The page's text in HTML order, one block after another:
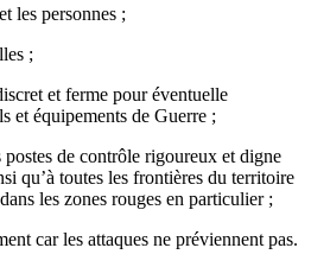
les personnes ;
;
et ferme pour éventuelle
et équipements de Guerre ;
postes de contrôle rigoureux et digne
qu’à toutes les frontières du territoire
les zones rouges en particulier ;
car les attaques ne préviennent pas.